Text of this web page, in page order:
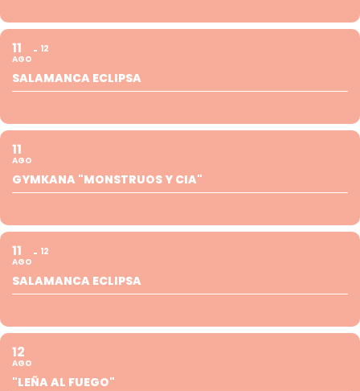
11
AGO
12
SALAMANCA ECLIPSA
11
AGO
GYMKANA "MONSTRUOS Y CIA"
11
AGO
12
SALAMANCA ECLIPSA
12
AGO
"LEÑA AL FUEGO"